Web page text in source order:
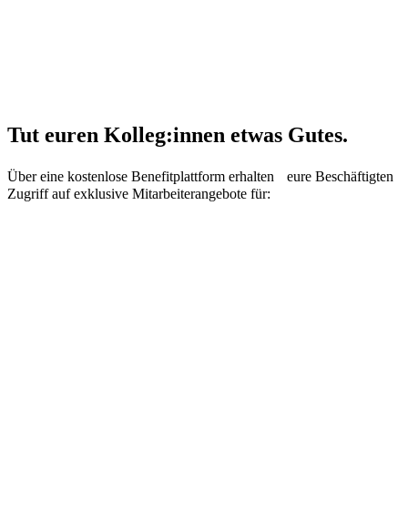
Tut euren Kolleg:innen etwas Gutes.
Über eine kostenlose Benefitplattform erhalten eure Beschäftigten
Zugriff auf exklusive Mitarbeiterangebote für: